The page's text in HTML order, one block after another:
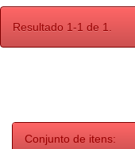
Resultado 1-1 de 1.
Conjunto de itens: